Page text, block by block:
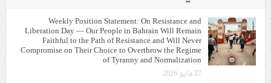
Weekly Position Statement: On Resistance and
Liberation Day — Our People in Bahrain Will Remain
Faithful to the Path of Resistance and Will Never
Compromise on Their Choice to Overthrow the Regime
of Tyranny and Normalization
27 مايو 2026